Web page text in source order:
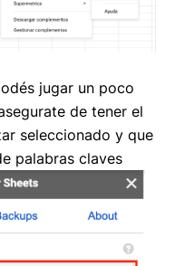
jugar un poco
de tener el
seleccionado y que
palabras claves